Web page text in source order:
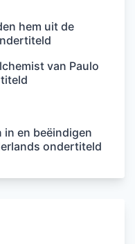
hem uit de
van Paulo
in en beëindigen
ondertiteld